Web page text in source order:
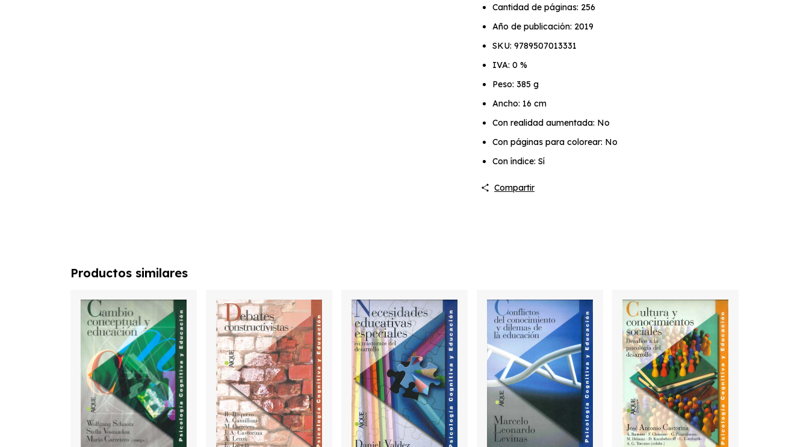
Cantidad de páginas: 256
Año de publicación: 2019
SKU: 9789507013331
IVA: 0 %
Peso: 385 g
Ancho: 16 cm
Con realidad aumentada: No
Con páginas para colorear: No
Con índice: Sí
Compartir
Productos similares